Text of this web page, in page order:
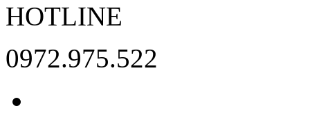
HOTLINE
0972.975.522